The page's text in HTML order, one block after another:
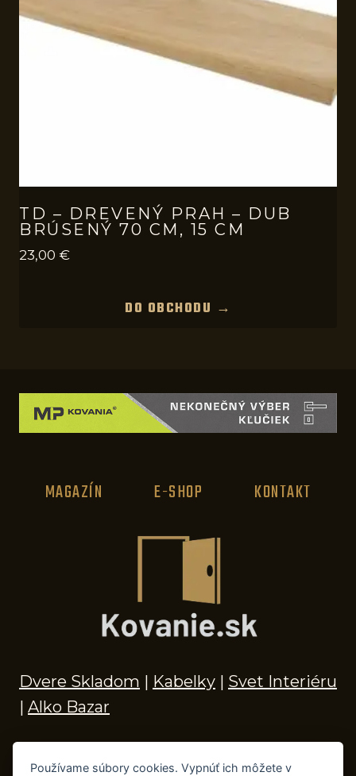
TD – DREVENÝ PRAH – DUB
BRÚSENÝ 70 CM, 15 CM
23,00 €
DO OBCHODU →
MAGAZÍN E-SHOP KONTAKT
Dvere Skladom | Kabelky | Svet Interiéru
| Alko Bazar
Používame súbory cookies. Vypnúť ich môžete v